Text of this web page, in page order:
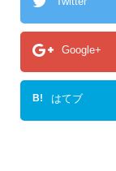
Google+
B! はてブ